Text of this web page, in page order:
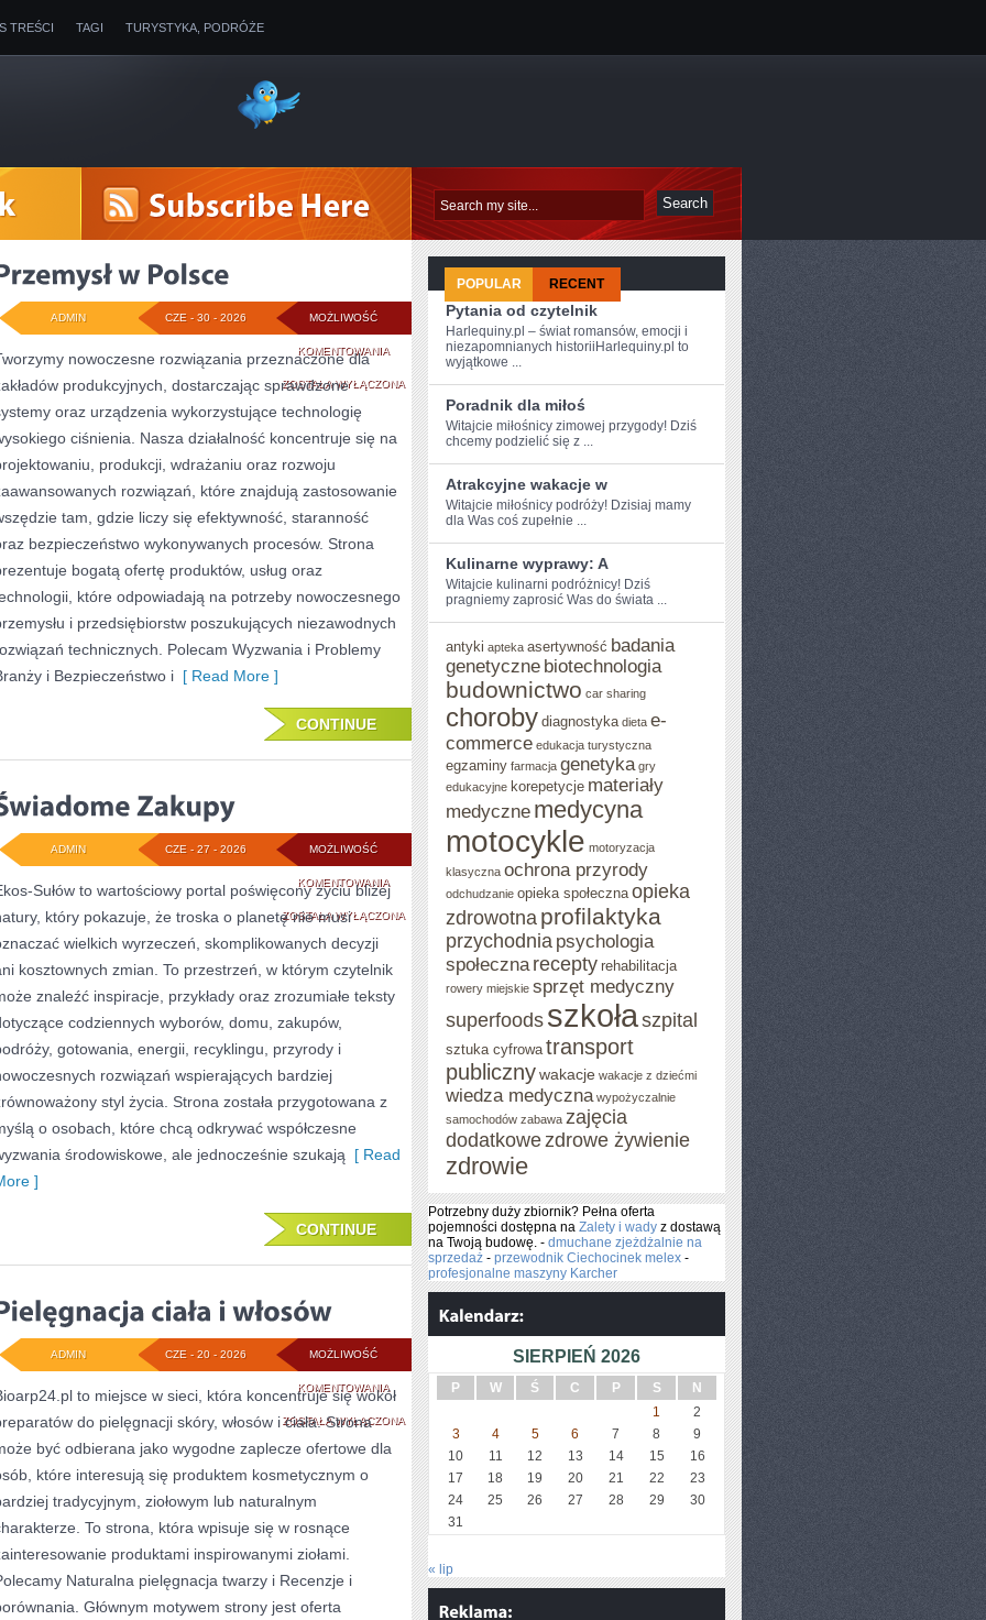
TREŚCI TAGI TURYSTYKA, PODRÓŻE
MOŻLIWOŚĆ
KOMENTOWANIAPRZEMYSŁ
W
POLSCE
ZOSTAŁA WYŁĄCZONA
CZE - 30 - 2026
ADMIN
nowoczesne rozwiązania przeznaczone dla
produkcyjnych, dostarczając sprawdzone
oraz urządzenia wykorzystujące technologię
ciśnienia. Nasza działalność koncentruje się na
produkcji, wdrażaniu oraz rozwoju
rozwiązań, które znajdują zastosowanie
tam, gdzie liczy się efektywność, staranność
bezpieczeństwo wykonywanych procesów. Strona
bogatą ofertę produktów, usług oraz
które odpowiadają na potrzeby nowoczesnego
i przedsiębiorstw poszukujących niezawodnych
technicznych. Polecam Wyzwania i Problemy
i Bezpieczeństwo i [ Read More ]
CONTINUE
MOŻLIWOŚĆ
KOMENTOWANIAŚWIADOME
ZAKUPY
ZOSTAŁA WYŁĄCZONA
CZE - 27 - 2026
ADMIN
Sułów to wartościowy portal poświęcony życiu bliżej
który pokazuje, że troska o planetę nie musi
wielkich wyrzeczeń, skomplikowanych decyzji
kosztownych zmian. To przestrzeń, w którym czytelnik
znaleźć inspiracje, przykłady oraz zrozumiałe teksty
codziennych wyborów, domu, zakupów,
gotowania, energii, recyklingu, przyrody i
rozwiązań wspierających bardziej
styl życia. Strona została przygotowana z
o osobach, które chcą odkrywać współczesne
środowiskowe, ale jednocześnie szukają [ Read
]
CONTINUE
MOŻLIWOŚĆ
KOMENTOWANIAPIELĘGNACJA
CIAŁA
I
WŁOSÓW
ZOSTAŁA WYŁĄCZONA
CZE - 20 - 2026
ADMIN
to miejsce w sieci, która koncentruje się wokół
do pielęgnacji skóry, włosów i ciała. Strona
być odbierana jako wygodne zaplecze ofertowe dla
które interesują się produktem kosmetycznym o
tradycyjnym, ziołowym lub naturalnym
To strona, która wpisuje się w rosnące
produktami inspirowanymi ziołami.
Naturalna pielęgnacja twarzy i Recenzje i
Głównym motywem strony jest oferta
POPULAR RECENT
Pytania od czytelnik
Harlequiny.pl – świat romansów, emocji i
niezapomnianych historiiHarlequiny.pl to
wyjątkowe ...
Poradnik dla miłoś
Witajcie ⁢miłośnicy zimowej przygody! Dziś
chcemy podzielić się z ...
Atrakcyjne wakacje w
Witajcie miłośnicy podróży!​ Dzisiaj mamy
dla Was coś zupełnie‍ ...
Kulinarne wyprawy: A
Witajcie kulinarni podróżnicy! Dziś
pragniemy zaprosić ⁣Was do świata ...
antyki apteka asertywność badania
genetyczne biotechnologia
budownictwo car sharing
choroby diagnostyka dieta e-
commerce edukacja turystyczna
egzaminy farmacja genetyka gry
edukacyjne korepetycje materiały
medyczne medycyna
motocykle motoryzacja
klasyczna ochrona przyrody
odchudzanie opieka społeczna opieka
zdrowotna profilaktyka
przychodnia psychologia
społeczna recepty rehabilitacja
rowery miejskie sprzęt medyczny
superfoods szkołaszpital
sztuka cyfrowa transport
publicznywakacje wakacje z dziećmi
wiedza medyczna wypożyczalnie
samochodów zabawa zajęcia
dodatkowezdrowe żywienie
zdrowie
Potrzebny duży zbiornik? Pełna oferta
pojemności dostępna na Zalety i wady z dostawą
na Twoją budowę. - dmuchane zjeżdżalnie na
sprzedaż - przewodnik Ciechocinek melex -
profesjonalne maszyny Karcher
SIERPIEŃ 2026
P W Ś C P S
N
1
2
3
4 5 6 7 8
9
10
11 12 13 14 15
16
17
18 19 20 21 22
23
24
25 26 27 28 29
30
31
« lip